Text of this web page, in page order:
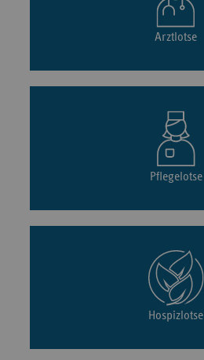
Arztlotse
Pflegelotse
Hospizlotse